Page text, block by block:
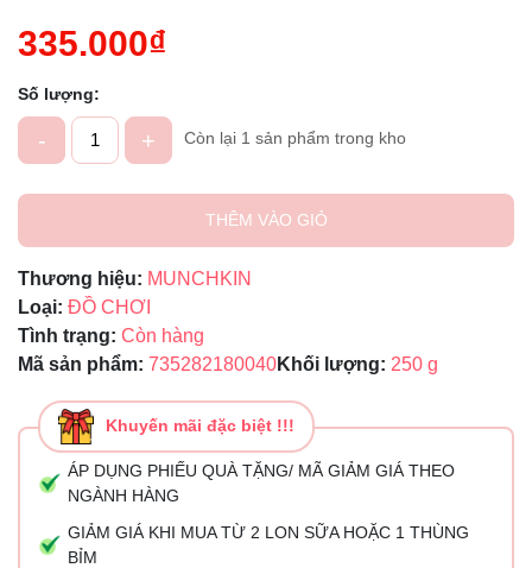
335.000₫
Số lượng:
- + Còn lại 1 sản phẩm trong kho
THÊM VÀO GIỎ
Thương hiệu: MUNCHKIN
Loại: ĐỒ CHƠI
Tình trạng: Còn hàng
Mã sản phẩm: 735282180040Khối lượng: 250 g
Khuyến mãi đặc biệt !!!
ÁP DỤNG PHIẾU QUÀ TẶNG/ MÃ GIẢM GIÁ THEO
NGÀNH HÀNG
GIẢM GIÁ KHI MUA TỪ 2 LON SỮA HOẶC 1 THÙNG
BỈM